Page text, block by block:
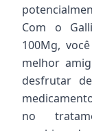
Com o
100Mg,
melhor
desfrutar
no